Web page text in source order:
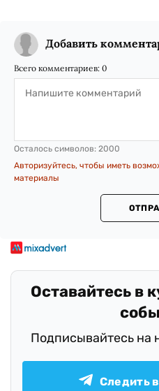
Добавить
Всего комментариев: 0
Осталось символов: 2000
Авторизуйтесь, чтобы иметь
материалы
Оставайтесь в
Подписывайтесь на
Следить